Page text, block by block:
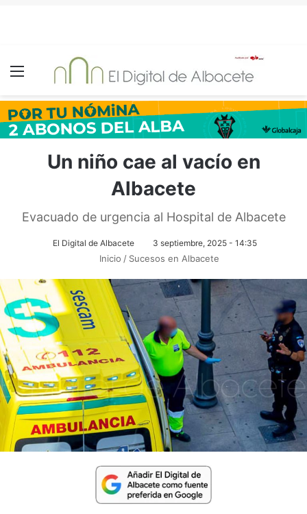
Menú
Un niño cae al vacío en
Albacete
Evacuado de urgencia al Hospital de Albacete
El Digital de Albacete 3 septiembre, 2025 - 14:35
Inicio / Sucesos en Albacete